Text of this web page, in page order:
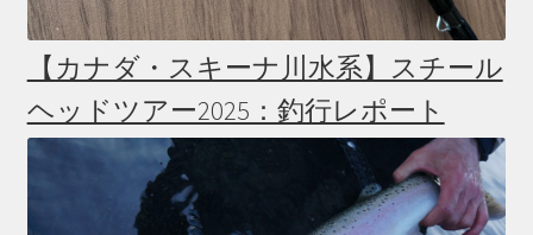
【カナダ・スキーナ川水系】スチール
ヘッドツアー2025：釣行レポート